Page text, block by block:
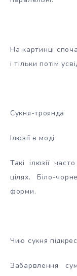
На картинці
і тільки потім
Сукня-троянда
Ілюзії в моді
Такі ілюзії
цілях. Біло-
форми.
Чию сукня
Забарвлення